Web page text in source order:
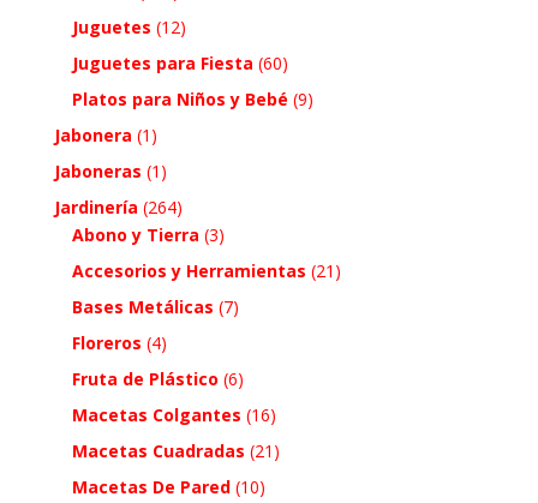
Juguetes (12)
Juguetes para Fiesta (60)
Platos para Niños y Bebé (9)
Jabonera (1)
Jaboneras (1)
Jardinería (264)
Abono y Tierra (3)
Accesorios y Herramientas (21)
Bases Metálicas (7)
Floreros (4)
Fruta de Plástico (6)
Macetas Colgantes (16)
Macetas Cuadradas (21)
Macetas De Pared (10)